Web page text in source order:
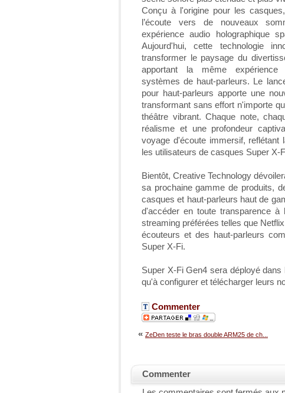
Conçu à l'origine pour les
l’écoute vers de nouveaux
expérience audio holographique
Aujourd'hui, cette technologie
transformer le paysage du
apportant la même expérience
systèmes de haut-parleurs. Le
pour haut-parleurs apporte une
transformant sans effort n'importe
théâtre vibrant. Chaque note,
réalisme et une profondeur
voyage d'écoute immersif, reflétant
les utilisateurs de casques Super X-
Bientôt, Creative Technology
sa prochaine gamme de produits,
casques et haut-parleurs haut de
d'accéder en toute transparence
streaming préférées telles que
écouteurs et des haut-parleurs
Super X-Fi.
Super X-Fi Gen4 sera déployé dans
qu'à configurer et télécharger leurs
Commenter
« ZeDen teste le bras double ARM25 de ch...
Commenter